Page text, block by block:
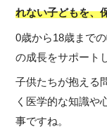
れない子どもを、
0歳から18歳まで
の成長をサポート
子供たちが抱える
く医学的な知識や
事ですね。